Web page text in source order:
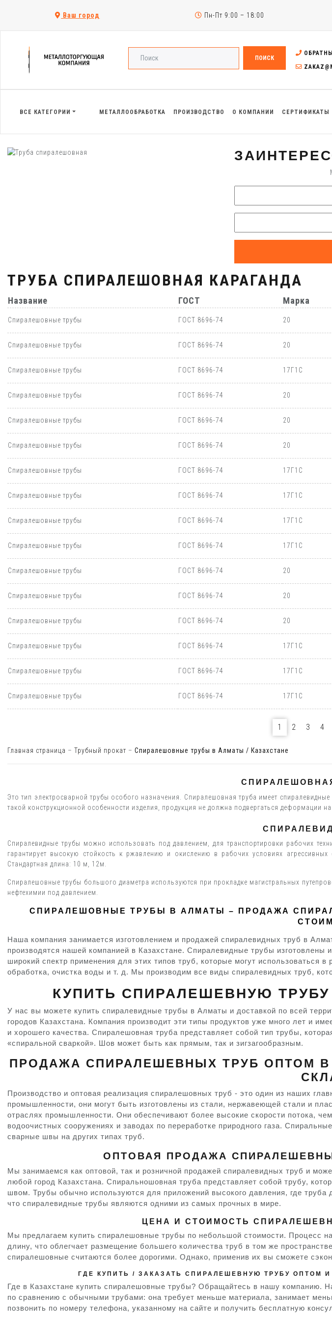
Ваш город Пн-Пт 9:00 – 18:00
ПОИСК
ВСЕ КАТЕГОРИИ МЕТАЛЛООБРАБОТКА ПРОИЗВОДСТВО О КОМПАНИИ СЕРТИФИКАТЫ
ТРУБА СПИРАЛЕШОВНАЯ КАРАГАНДА
Название ГОСТ Марка
Спиралешовные трубы ГОСТ 8696-74 20
Спиралешовные трубы ГОСТ 8696-74 20
Спиралешовные трубы ГОСТ 8696-74 17Г1С
Спиралешовные трубы ГОСТ 8696-74 20
Спиралешовные трубы ГОСТ 8696-74 20
Спиралешовные трубы ГОСТ 8696-74 20
Спиралешовные трубы ГОСТ 8696-74 17Г1С
Спиралешовные трубы ГОСТ 8696-74 17Г1С
Спиралешовные трубы ГОСТ 8696-74 17Г1С
Спиралешовные трубы ГОСТ 8696-74 17Г1С
Спиралешовные трубы ГОСТ 8696-74 20
Спиралешовные трубы ГОСТ 8696-74 20
Спиралешовные трубы ГОСТ 8696-74 20
Спиралешовные трубы ГОСТ 8696-74 17Г1С
Спиралешовные трубы ГОСТ 8696-74 17Г1С
Спиралешовные трубы ГОСТ 8696-74 17Г1С
1 2 3 4
Главная страница – Трубный прокат – Спиралешовные трубы в Алматы / Казахстане
Это тип электросварной трубы особого назначения. Спиралешовная труба имеет
такой конструкционной особенности изделия, продукция не должна подвергаться деформации
Спиралевидные трубы можно использовать под давлением, для транспортировки рабочих
гарантирует высокую стойкость к ржавлению и окислению в рабочих условиях
Стандартная длина: 10 м, 12м.
Спиралешовные трубы большого диаметра используются при прокладке магистральных
нефтехимии под давлением.
СПИРАЛЕШОВНЫЕ ТРУБЫ В АЛМАТЫ – ПРОДАЖА
Наша компания занимается изготовлением и продажей спиралевидных труб в
производятся нашей компанией в Казахстане. Спиралевидные трубы
широкий спектр применения для этих типов труб, которые могут использоваться
обработка, очистка воды и т. д. Мы производим все виды спиралевидных труб,
КУПИТЬ СПИРАЛЕШЕВНУЮ
У нас вы можете купить спиралевидные трубы в Алматы и доставкой по всей
городов Казахстана. Компания производит эти типы продуктов уже много лет и
и хорошего качества. Спиралешовная труба представляет собой тип трубы,
«спиральной сваркой». Шов может быть как прямым, так и зигзагообразным.
ПРОДАЖА СПИРАЛЕШЕВНЫХ ТРУБ ОПТОМ
Производство и оптовая реализация спиралешовных труб - это один из наших
промышленности, они могут быть изготовлены из стали, нержавеющей стали и
отраслях промышленности. Они обеспечивают более высокие скорости потока,
водоочистных сооружениях и заводах по переработке природного газа.
сварные швы на других типах труб.
ОПТОВАЯ ПРОДАЖА
Мы занимаемся как оптовой, так и розничной продажей спиралевидных труб и
любой город Казахстана. Спиральношовная труба представляет собой трубу,
швом. Трубы обычно используются для приложений высокого давления, где
что спиралевидные трубы являются одними из самых прочных в мире.
ЦЕНА И СТОИМОСТЬ
Мы предлагаем купить спиралешовные трубы по небольшой стоимости. Процесс
длину, что облегчает размещение большего количества труб в том же
спиралешовные считаются более дорогими. Однако, применив их вы сможете
ГДЕ КУПИТЬ / ЗАКАЗАТЬ СПИРАЛЕШЕВНУЮ ТРУБУ ОПТОМ
Где в Казахстане купить спиралешовные трубы? Обращайтесь в нашу компанию.
по сравнению с обычными трубами: она требует меньше материала, занимает
позвонить по номеру телефона, указанному на сайте и получить бесплатную